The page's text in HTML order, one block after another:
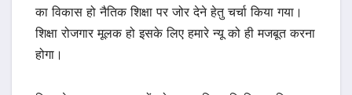
का विकास हो नैतिक शिक्षा पर जोर देने हेतु चर्चा किया गया।
शिक्षा रोजगार मूलक हो इसके लिए हमारे न्यू को ही मजबूत करना
होगा।